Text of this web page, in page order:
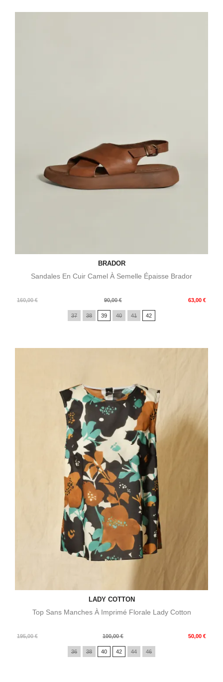
BRADOR
Sandales En Cuir Camel À Semelle Épaisse Brador
160,00 €
Prix
90,00 € 63,00 €
Prix
37 38 39 40 41 42
LADY COTTON
Top Sans Manches À Imprimé Florale Lady Cotton
195,00 €
Prix
100,00 € 50,00 €
Prix
36 38 40 42 44 46